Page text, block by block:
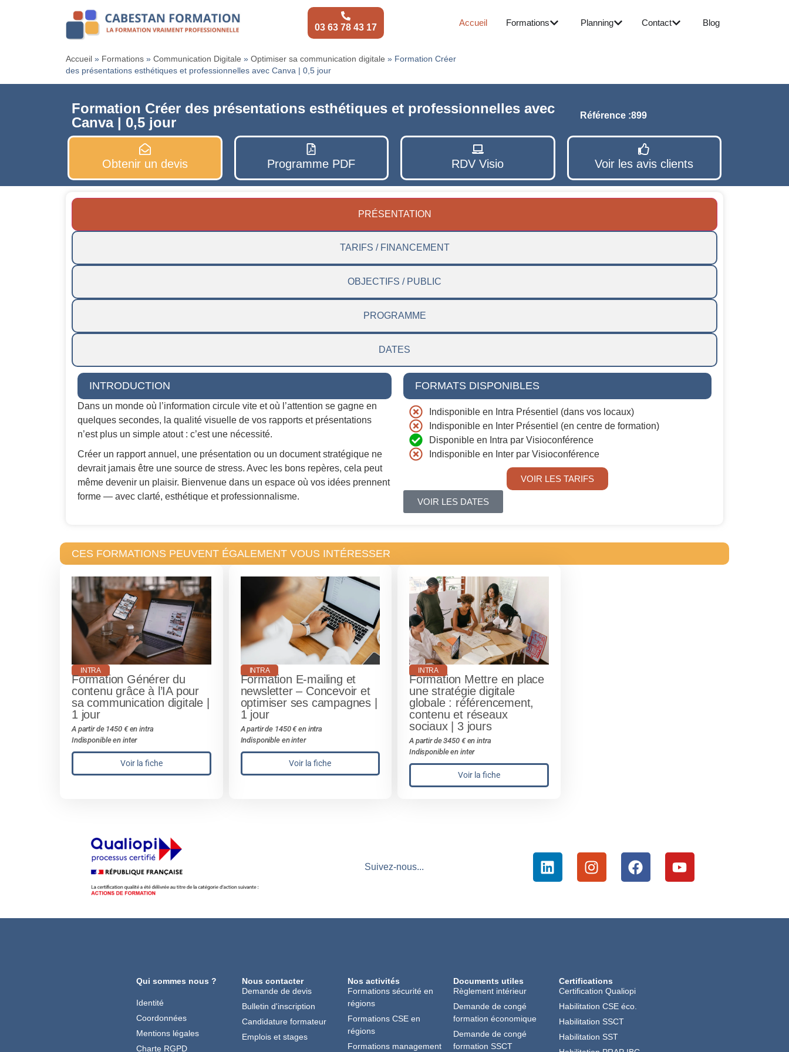
03 63 78 43 17 Accueil Formations Planning Contact Blog
Accueil » Formations » Communication Digitale » Optimiser sa communication digitale » Formation Créer
des présentations esthétiques et professionnelles avec Canva | 0,5 jour
Formation Créer des présentations esthétiques et professionnelles avec
Canva | 0,5 jour
Référence :899
Obtenir un devis Programme PDF RDV Visio Voir les avis clients
PRÉSENTATION
TARIFS / FINANCEMENT
OBJECTIFS / PUBLIC
PROGRAMME
DATES
INTRODUCTION
Dans un monde où l’information circule vite et où l’attention se gagne en
quelques secondes, la qualité visuelle de vos rapports et présentations
n’est plus un simple atout : c’est une nécessité.
Créer un rapport annuel, une présentation ou un document stratégique ne
devrait jamais être une source de stress. Avec les bons repères, cela peut
même devenir un plaisir. Bienvenue dans un espace où vos idées prennent
forme — avec clarté, esthétique et professionnalisme.
FORMATS DISPONIBLES
Indisponible en Intra Présentiel (dans vos locaux)
Indisponible en Inter Présentiel (en centre de formation)
Disponible en Intra par Visioconférence
Indisponible en Inter par Visioconférence
VOIR LES TARIFS
VOIR LES DATES
CES FORMATIONS PEUVENT ÉGALEMENT VOUS INTÉRESSER
INTRA
Formation Générer du
contenu grâce à l’IA pour
sa communication digitale |
1 jour
A partir de 1450 € en intra
Indisponible en inter
Voir la fiche
INTRA
Formation E-mailing et
newsletter – Concevoir et
optimiser ses campagnes |
1 jour
A partir de 1450 € en intra
Indisponible en inter
Voir la fiche
INTRA
Formation Mettre en place
une stratégie digitale
globale : référencement,
contenu et réseaux
sociaux | 3 jours
A partir de 3450 € en intra
Indisponible en inter
Voir la fiche
Suivez-nous...
Qui sommes nous ?
Identité
Coordonnées
Mentions légales
Charte RGPD
Nous contacter
Demande de devis
Bulletin d'inscription
Candidature formateur
Emplois et stages
Nos activités
Formations sécurité en
régions
Formations CSE en
régions
Formations management
Documents utiles
Règlement intérieur
Demande de congé
formation économique
Demande de congé
formation SSCT
Certifications
Certification Qualiopi
Habilitation CSE éco.
Habilitation SSCT
Habilitation SST